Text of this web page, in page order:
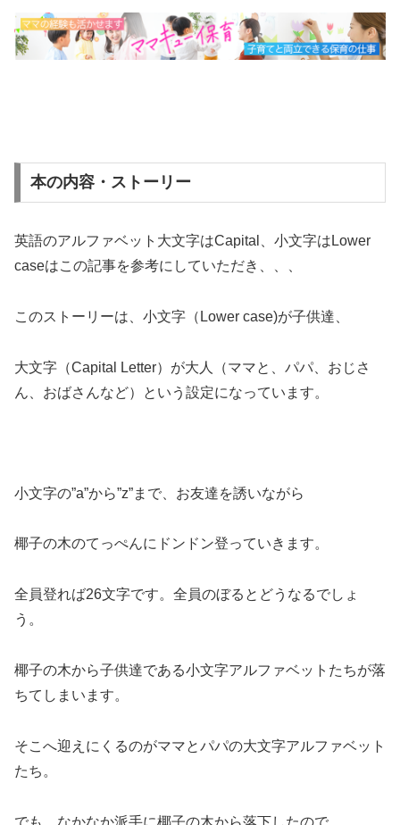
本の内容・ストーリー
英語のアルファベット大文字はCapital、小文字はLower
caseはこの記事を参考にしていただき、、、
このストーリーは、小文字（Lower case)が子供達、
大文字（Capital Letter）が大人（ママと、パパ、おじさ
ん、おばさんなど）という設定になっています。
小文字の”a”から”z”まで、お友達を誘いながら
椰子の木のてっぺんにドンドン登っていきます。
全員登れば26文字です。全員のぼるとどうなるでしょ
う。
椰子の木から子供達である小文字アルファベットたちが落
ちてしまいます。
そこへ迎えにくるのがママとパパの大文字アルファベット
たち。
でも、なかなか派手に椰子の木から落下したので